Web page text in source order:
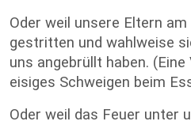
Oder weil unsere Eltern
gestritten und wahlweise
uns angebrüllt haben.
eisiges Schweigen beim
Oder weil das Feuer unter